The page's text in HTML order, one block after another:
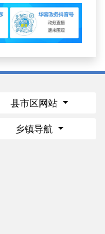
县市区网站
乡镇导航